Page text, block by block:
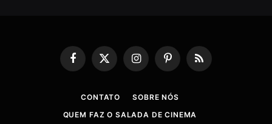
Facebook
X
(Twitter)
InstagramPinterestRSS
CONTATO
SOBRE NÓS
QUEM FAZ O SALADA DE CINEMA